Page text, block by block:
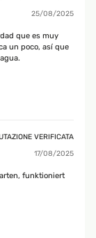
25/08/2025
que es muy
un poco, así que
VERIFICATA
17/08/2025
funktioniert